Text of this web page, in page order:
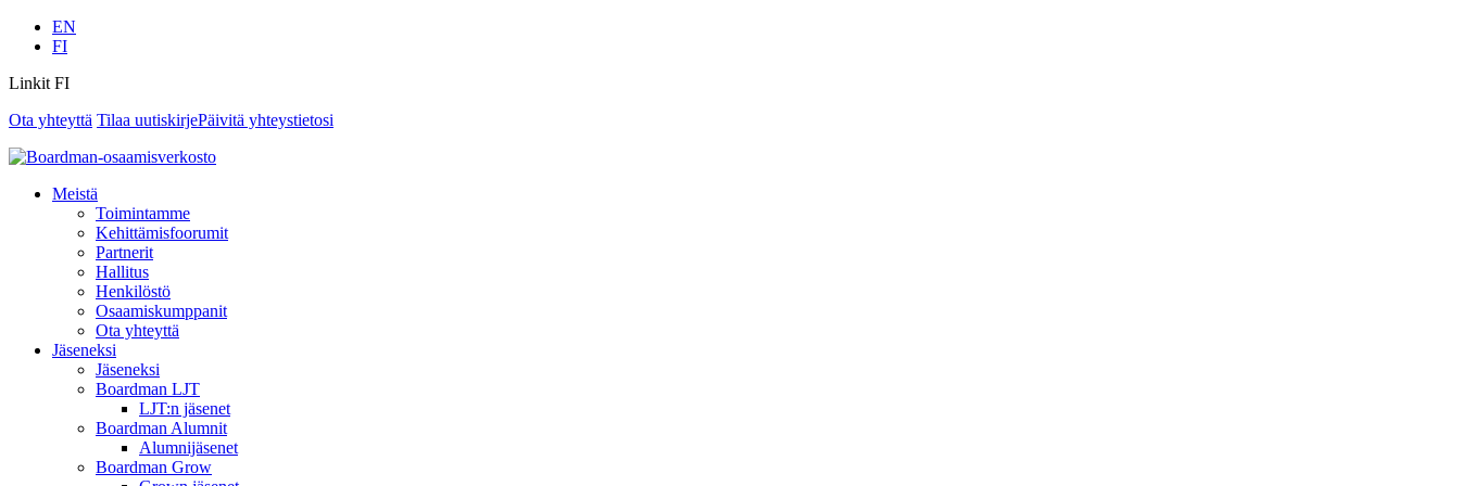
EN
FI
Linkit FI
Ota yhteyttä Tilaa uutiskirjePäivitä yhteystietosi
Meistä
Toimintamme
Kehittämisfoorumit
Partnerit
Hallitus
Henkilöstö
Osaamiskumppanit
Ota yhteyttä
Jäseneksi
Jäseneksi
Boardman LJT
LJT:n jäsenet
Boardman Alumnit
Alumnijäsenet
Boardman Grow